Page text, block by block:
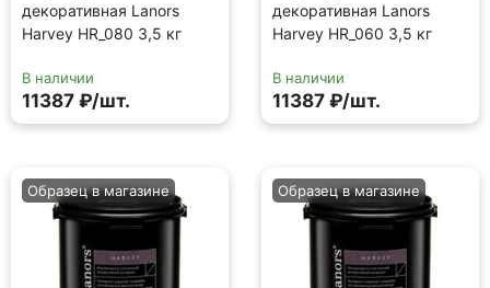
декоративная Lanors
Harvey HR_080 3,5 кг
В наличии
11387 ₽/шт.
декоративная Lanors
Harvey HR_060 3,5 кг
В наличии
11387 ₽/шт.
Образец в магазине Образец в магазине